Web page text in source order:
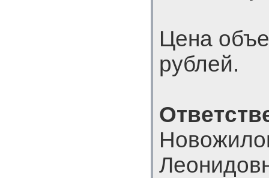
Цена
рублей.